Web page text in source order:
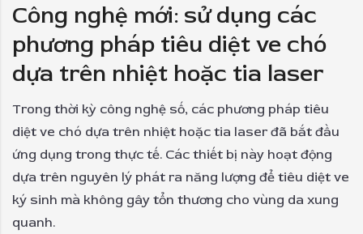
Công nghệ mới: sử dụng các
phương pháp tiêu diệt ve chó
dựa trên nhiệt hoặc tia laser
Trong thời kỳ công nghệ số, các phương pháp tiêu
diệt ve chó dựa trên nhiệt hoặc tia laser đã bắt đầu
ứng dụng trong thực tế. Các thiết bị này hoạt động
dựa trên nguyên lý phát ra năng lượng để tiêu diệt ve
ký sinh mà không gây tổn thương cho vùng da xung
quanh.